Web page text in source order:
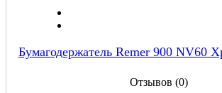
Бумагодержатель Remer 900 NV60
Отзывов (0)